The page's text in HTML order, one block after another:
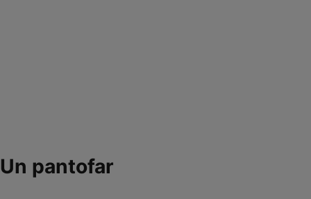
Un pantofar